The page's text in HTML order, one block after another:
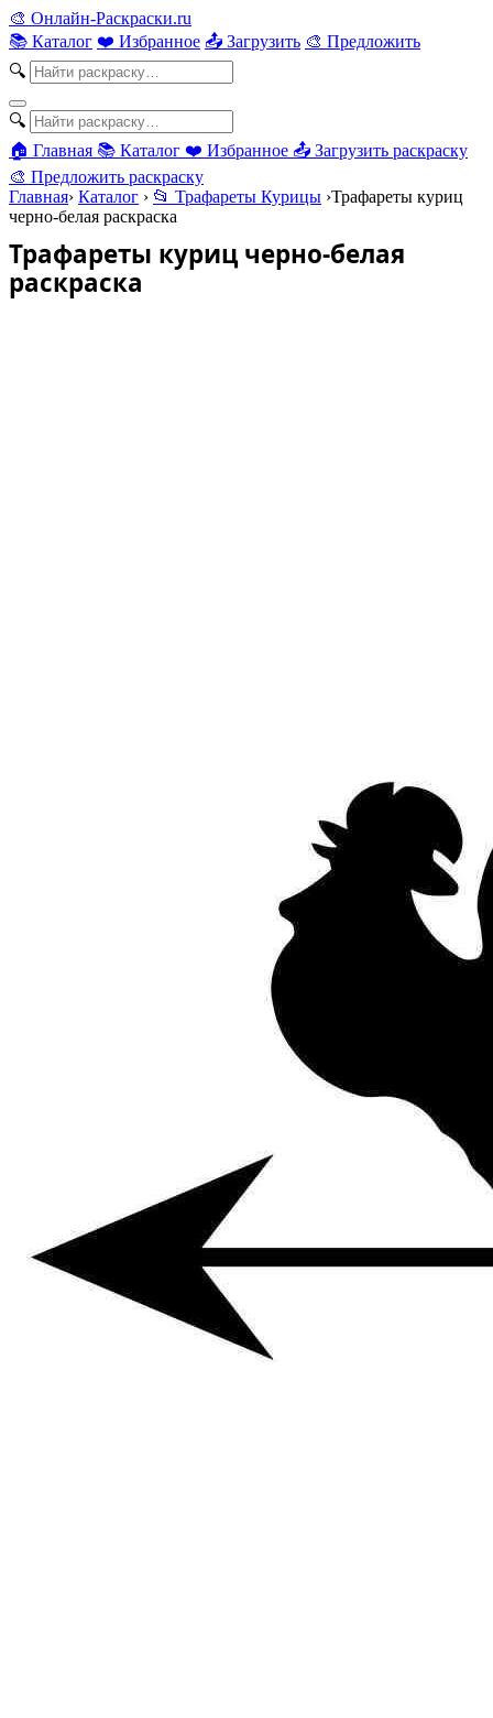
🎨 Онлайн-Раскраски.ru
📚 Каталог ❤️ Избранное 📤 Загрузить 🎨 Предложить
🔍
🔍
🏠 Главная 📚 Каталог ❤️ Избранное 📤 Загрузить раскраску
🎨 Предложить раскраску
Главная› Каталог › 📂 Трафареты Курицы ›Трафареты куриц
черно-белая раскраска
Трафареты куриц черно-белая
раскраска